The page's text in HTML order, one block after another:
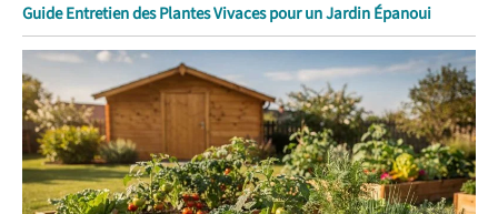
Guide Entretien des Plantes Vivaces pour un Jardin Épanoui